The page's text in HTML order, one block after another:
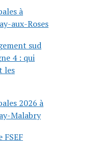
à
aux-Roses
sud
4 : qui
les
2026 à
Malabry
FSEF